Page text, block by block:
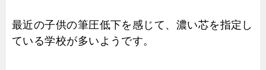
最近の子供の筆圧低下を感じて、濃い芯を指定し
ている学校が多いようです。